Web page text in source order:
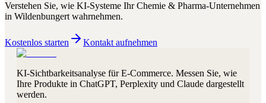
Verstehen Sie, wie KI-Systeme IhrChemie & Pharma-Unternehmen
in Wildenbungert wahrnehmen.
Kostenlos starten Kontakt aufnehmen
KI-Sichtbarkeitsanalyse für E-Commerce. Messen Sie, wie
Ihre Produkte in ChatGPT, Perplexity und Claude dargestellt
werden.